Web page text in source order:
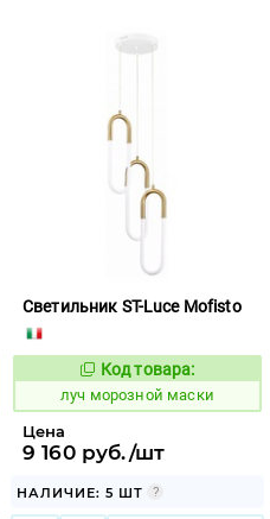
Светильник ST-Luce Mofisto
Код:
898047
Код товара:
луч морозной маски
Цена
9 160 руб./шт
НАЛИЧИЕ: 5 ШТ